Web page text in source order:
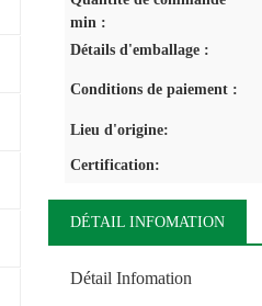
min :
Détails d'emballage :
Conditions de paiement :
Lieu d'origine:
Certification:
DÉTAIL INFOMATION
Détail Infomation